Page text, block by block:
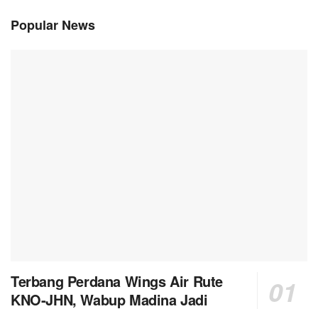
Popular News
Terbang Perdana Wings Air Rute
KNO-JHN, Wabup Madina Jadi